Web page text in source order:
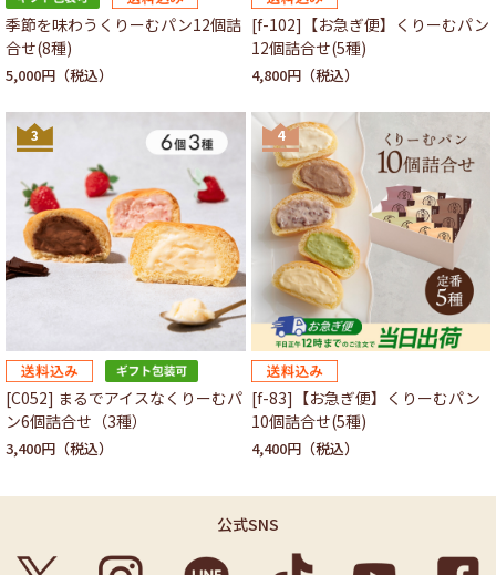
季節を味わうくりーむパン12個詰
合せ(8種)
5,000円
[f-102]【お急ぎ便】くりーむパン
12個詰合せ(5種)
4,800円
3
[C052] まるでアイスなくりーむパ
ン6個詰合せ（3種）
3,400円
4
[f-83]【お急ぎ便】くりーむパン
10個詰合せ(5種)
4,400円
公式SNS